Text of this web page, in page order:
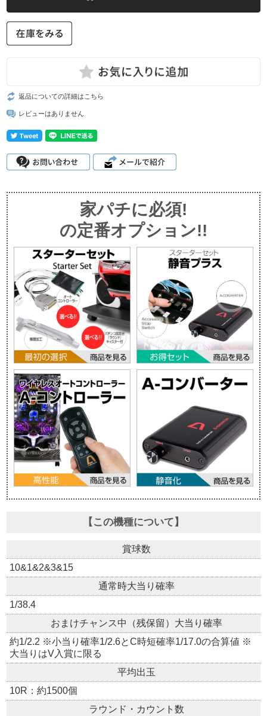
返品についての詳細はこちら
レビューはありません
家パチに必須!
の定番オプション!!
【この機種について】
賞球数
10&1&2&3&15
通常時大当り確率
1/38.4
おまけチャンス中（残保留）大当り確率
約1/2.2 ※小当り確率1/2.6とC時短確率1/17.0の合算値 ※
大当りはV入賞に限る
平均出玉
10R：約1500個
ラウンド・カウント数